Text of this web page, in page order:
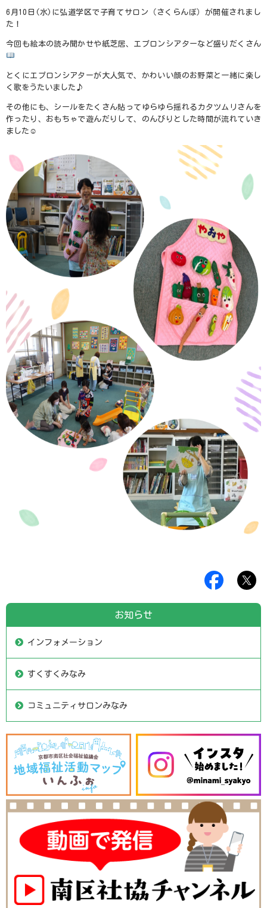
6 月 10 日 ( 水) に弘道学区で子育てサロン（さくらんぼ）が開催されまし
た！
今回も絵本の読み聞かせや紙芝居、エプロンシアターなど盛りだくさん
とくにエプロンシアターが大人気で、かわいい顔のお野菜と一緒に楽し
く歌をうたいました♪
その他にも、シールをたくさん貼ってゆらゆら揺れるカタツムリさんを
作ったり、おもちゃで遊んだりして、のんびりとした時間が流れていき
ました☺
お知らせ
インフォメーション
すくすくみなみ
コミュニティサロンみなみ